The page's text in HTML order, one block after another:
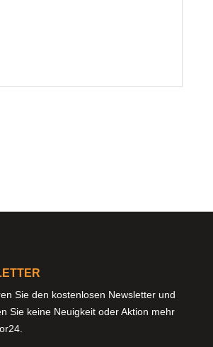
Sie den kostenlosen Newsletter und
Sie keine Neuigkeit oder Aktion mehr